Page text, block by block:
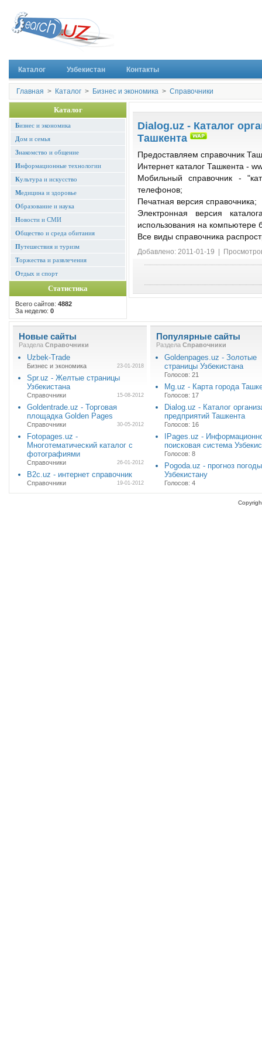
Каталог Узбекистан Контакты
Главная > Каталог > Бизнес и экономика > Справочники
Каталог
Бизнес и экономика
Дом и семья
Знакомство и общение
Информационные технологии
Культура и искусство
Медицина и здоровье
Образование и наука
Новости и СМИ
Общество и среда обитания
Путешествия и туризм
Торжества и развлечения
Отдых и спорт
Статистика
Всего сайтов: 4882
За неделю: 0
Dialog.uz - Каталог
Ташкента
Предоставляем справочник
Интернет каталог Ташкента -
Мобильный справочник -
телефонов;
Печатная версия справочника;
Электронная версия
использования на компьютере
Все виды справочника
Добавлено: 2011-01-19 |
Новые сайты
Раздела Справочники
Uzbek-Trade
Бизнес и экономика 23-01-2018
Spr.uz - Желтые страницы
Узбекистана
Справочники 15-08-2012
Goldentrade.uz - Торговая
площадка Golden Pages
Справочники 30-05-2012
Fotopages.uz -
Многотематический каталог с
фотографиями
Справочники 26-01-2012
B2c.uz - интернет справочник
Справочники 19-01-2012
Популярные сайты
Раздела Справочники
Goldenpages.uz - Золотые
страницы Узбекистана
Голосов: 21
Mg.uz - Карта города
Голосов: 17
Dialog.uz - Каталог
предприятий Ташкента
Голосов: 16
IPages.uz -
поисковая система
Голосов: 8
Pogoda.uz - прогноз
Узбекистану
Голосов: 4